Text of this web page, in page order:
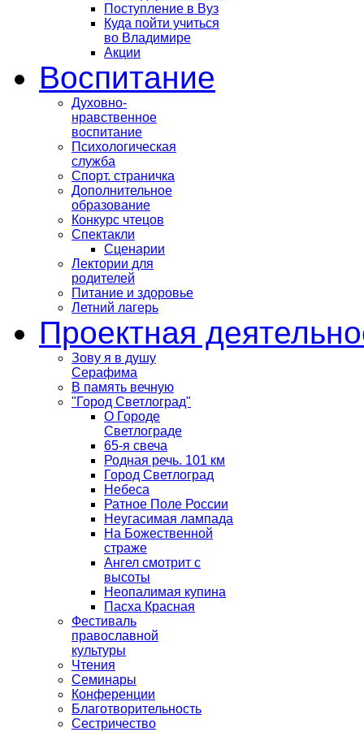
Поступление в Вуз
Куда пойти учиться
во Владимире
Акции
Воспитание
Духовно-
нравственное
воспитание
Психологическая
служба
Спорт. страничка
Дополнительное
образование
Конкурс чтецов
Спектакли
Сценарии
Лектории для
родителей
Питание и здоровье
Летний лагерь
Проектная
Зову я в душу
Серафима
В память вечную
"Город Светлоград"
О Городе
Светлограде
65-я свеча
Родная речь. 101 км
Город Светлоград
Небеса
Ратное Поле России
Неугасимая лампада
На Божественной
страже
Ангел смотрит с
высоты
Неопалимая купина
Пасха Красная
Фестиваль
православной
культуры
Чтения
Семинары
Конференции
Благотворительность
Сестричество